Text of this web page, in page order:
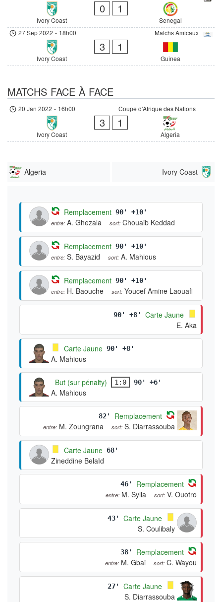
Ivory Coast
0 1
Senegal
Matchs Amicaux
27 Sep 2022 - 18h00
Ivory Coast
3 1
Guinea
MATCHS FACE À FACE
Coupe d'Afrique des Nations
20 Jan 2022 - 16h00
Ivory Coast
3 1
Algeria
Algeria Ivory Coast
Remplacement 90' +10'
entre: A. Ghezala sort: Chouaib Keddad
Remplacement 90' +10'
entre: S. Bayazid sort: A. Mahious
Remplacement 90' +10'
entre: H. Baouche sort: Youcef Amine Laouafi
90' +8'
Carte Jaune
E. Aka
Carte Jaune 90' +8'
A. Mahious
But (sur pénalty) 1:0 90' +6'
A. Mahious
82' Remplacement
entre: M. Zoungrana sort: S. Diarrassouba
Carte Jaune 68'
Zineddine Belaïd
46' Remplacement
entre: M. Sylla sort: V. Ouotro
43'
Carte Jaune
S. Coulibaly
38' Remplacement
entre: M. Gbai sort: C. Wayou
27'
Carte Jaune
S. Diarrassouba